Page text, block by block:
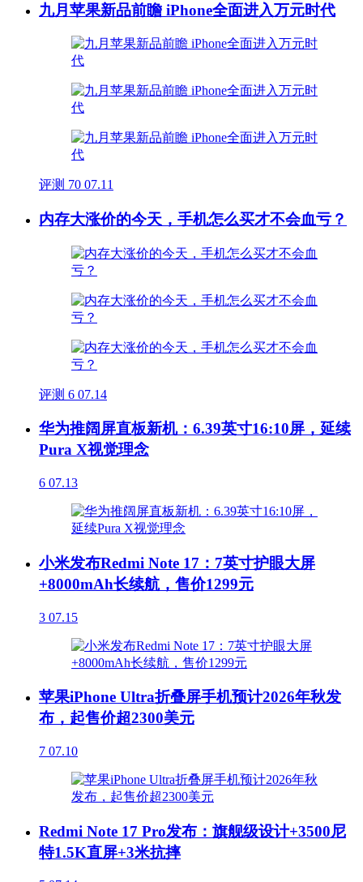
九月苹果新品前瞻 iPhone全面进入万元时代
评测 70 07.11
内存大涨价的今天，手机怎么买才不会血亏？
评测 6 07.14
华为推阔屏直板新机：6.39英寸16:10屏，延续
Pura X视觉理念
6 07.13
小米发布Redmi Note 17：7英寸护眼大屏
+8000mAh长续航，售价1299元
3 07.15
苹果iPhone Ultra折叠屏手机预计2026年秋发
布，起售价超2300美元
7 07.10
Redmi Note 17 Pro发布：旗舰级设计+3500尼
特1.5K直屏+3米抗摔